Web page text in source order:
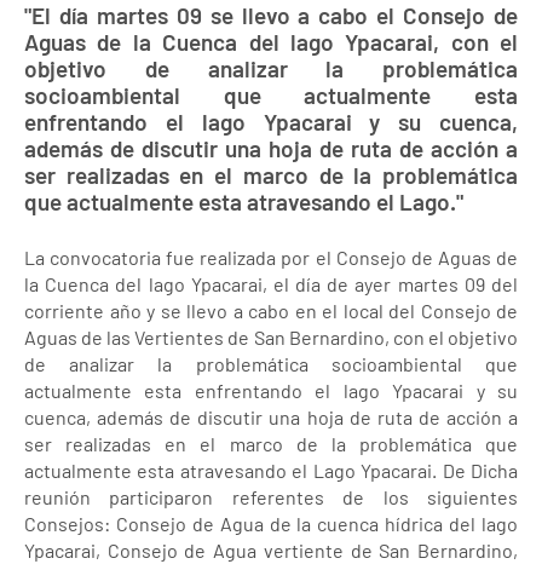
"El día martes 09 se llevo a cabo el Consejo de
Aguas de la Cuenca del lago Ypacarai, con el
objetivo de analizar la problemática
socioambiental que actualmente esta
enfrentando el lago Ypacarai y su cuenca,
además de discutir una hoja de ruta de acción a
ser realizadas en el marco de la problemática
que actualmente esta atravesando el Lago."
La convocatoria fue realizada por el Consejo de Aguas de
la Cuenca del lago Ypacarai, el día de ayer martes 09 del
corriente año y se llevo a cabo en el local del Consejo de
Aguas de las Vertientes de San Bernardino, con el objetivo
de analizar la problemática socioambiental que
actualmente esta enfrentando el lago Ypacarai y su
cuenca, además de discutir una hoja de ruta de acción a
ser realizadas en el marco de la problemática que
actualmente esta atravesando el Lago Ypacarai. De Dicha
reunión participaron referentes de los siguientes
Consejos: Consejo de Agua de la cuenca hídrica del lago
Ypacarai, Consejo de Agua vertiente de San Bernardino,